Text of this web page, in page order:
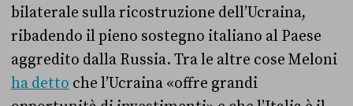
bilaterale sulla ricostruzione dell’Ucraina,
ribadendo il pieno sostegno italiano al Paese
aggredito dalla Russia. Tra le altre cose Meloni
ha detto che l’Ucraina «offre grandi